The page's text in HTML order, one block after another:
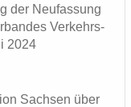
der Neu­fas­sung
Ver­kehrs­
2024
Sach­sen über